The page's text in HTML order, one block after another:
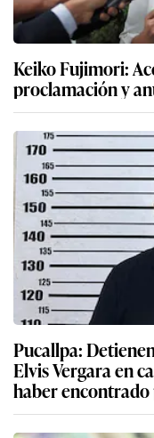
Keiko Fujimori:
proclamación y
Pucallpa:
Elvis Vergara en
haber